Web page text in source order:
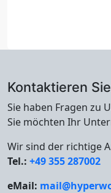
Kontaktieren
Sie haben Fragen zu
Sie möchten Ihr
Wir sind der richtige
Tel.: +49 355 287002
eMail: